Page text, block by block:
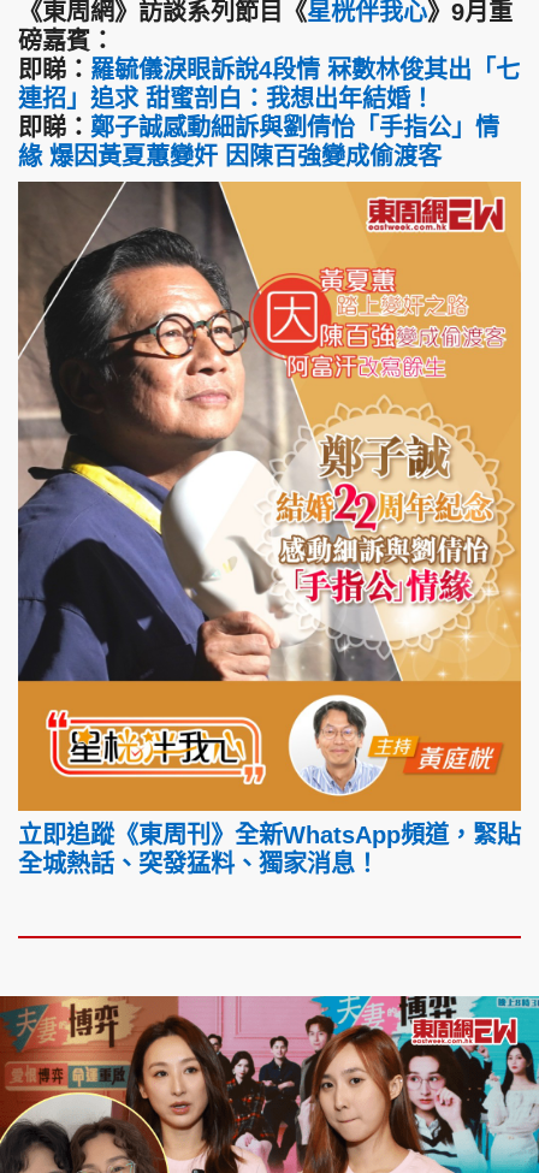
《東周網》訪談系列節目《星桄伴我心》9月重
磅嘉賓：
即睇： 羅毓儀淚眼訴說4段情 冧數林俊其出「七
連招」追求 甜蜜剖白：我想出年結婚！
即睇： 鄭子誠感動細訴與劉倩怡「手指公」情
緣 爆因黃夏蕙變奸 因陳百強變成偷渡客
立即追蹤《東周刊》全新WhatsApp頻道，緊貼
全城熱話、突發猛料、獨家消息！